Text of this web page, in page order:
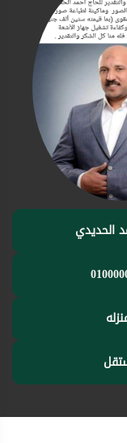
الحديدي